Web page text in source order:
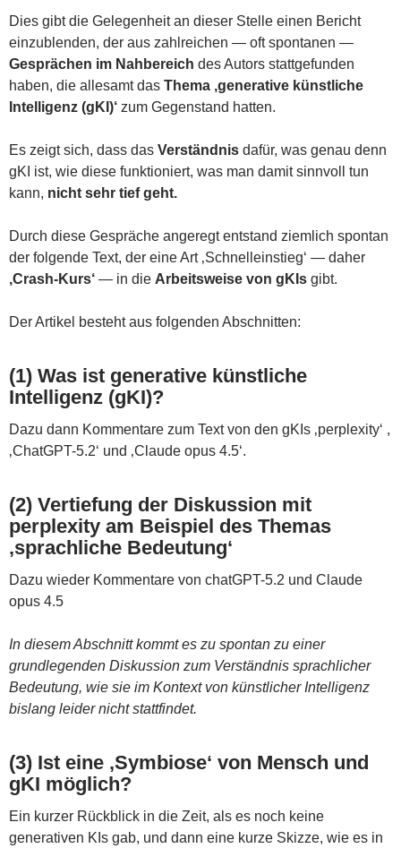
Dies gibt die Gelegenheit an dieser Stelle einen Bericht
einzublenden, der aus zahlreichen — oft spontanen —
Gesprächen im Nahbereich des Autors stattgefunden
haben, die allesamt das Thema ‚generative künstliche
Intelligenz (gKI)‘ zum Gegenstand hatten.
Es zeigt sich, dass das Verständnis dafür, was genau denn
gKI ist, wie diese funktioniert, was man damit sinnvoll tun
kann, nicht sehr tief geht.
Durch diese Gespräche angeregt entstand ziemlich spontan
der folgende Text, der eine Art ‚Schnelleinstieg‘ — daher
‚Crash-Kurs‘ — in die Arbeitsweise von gKIs gibt.
Der Artikel besteht aus folgenden Abschnitten:
(1) Was ist generative künstliche
Intelligenz (gKI)?
Dazu dann Kommentare zum Text von den gKIs ‚perplexity‘ ,
‚ChatGPT-5.2‘ und ‚Claude opus 4.5‘.
(2) Vertiefung der Diskussion mit
perplexity am Beispiel des Themas
‚sprachliche Bedeutung‘
Dazu wieder Kommentare von chatGPT-5.2 und Claude
opus 4.5
In diesem Abschnitt kommt es zu spontan zu einer
grundlegenden Diskussion zum Verständnis sprachlicher
Bedeutung, wie sie im Kontext von künstlicher Intelligenz
bislang leider nicht stattfindet.
(3) Ist eine ‚Symbiose‘ von Mensch und
gKI möglich?
Ein kurzer Rückblick in die Zeit, als es noch keine
generativen KIs gab, und dann eine kurze Skizze, wie es in